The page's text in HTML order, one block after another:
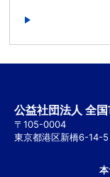
公益社団法人 全
〒105-0004
東京都港区新橋6-14-